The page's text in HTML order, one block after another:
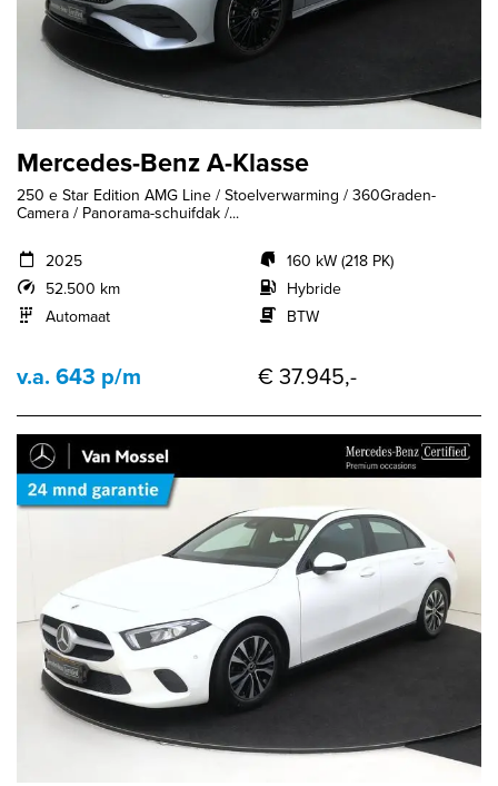
Mercedes-Benz A-Klasse
250 e Star Edition AMG Line / Stoelverwarming / 360Graden-
Camera / Panorama-schuifdak /...
2025
52.500 km
Automaat
160 kW (218 PK)
Hybride
BTW
v.a. 643 p/m € 37.945,-